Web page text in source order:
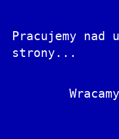
Pracujemy nad
strony...